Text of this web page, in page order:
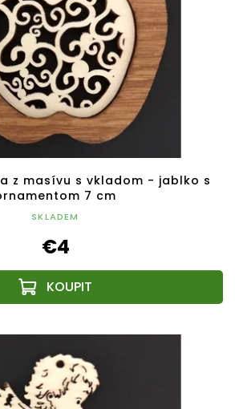
z masívu s vkladom - jablko s
7 cm
SKLADEM
€4